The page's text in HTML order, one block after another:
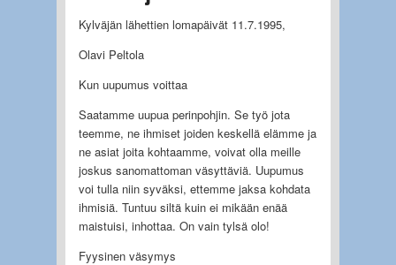
Kylväjän lähettien lomapäivät 11.7.1995,
Olavi Peltola
Kun uupumus voittaa
Saatamme uupua perinpohjin. Se työ jota
teemme, ne ihmiset joiden keskellä elämme ja
ne asiat joita kohtaamme, voivat olla meille
joskus sanomattoman väsyttäviä. Uupumus
voi tulla niin syväksi, ettemme jaksa kohdata
ihmisiä. Tuntuu siltä kuin ei mikään enää
maistuisi, inhottaa. On vain tylsä olo!
Fyysinen väsymys